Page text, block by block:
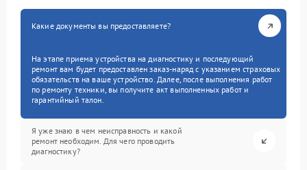
Какие документы вы предоставляете?
На этапе приема устройства на диагностику и последующий
ремонт вам будет предоставлен заказ-наряд с указанием страховых
обязательств на ваше устройство. Далее, после выполнения работ
по ремонту техники, вы получите акт выполненных работ и
гарантийный талон.
Я уже знаю в чем неисправность и какой
ремонт необходим. Для чего проводить
диагностику?